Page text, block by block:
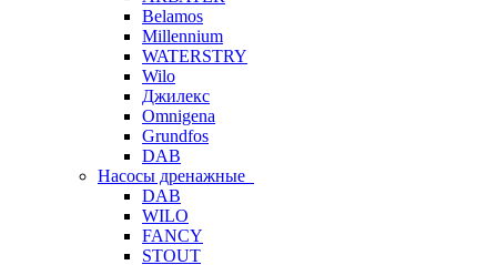
Belamos
Millennium
WATERSTRY
Wilo
Джилекс
Omnigena
Grundfos
DAB
Насосы дренажные
DAB
WILO
FANCY
STOUT